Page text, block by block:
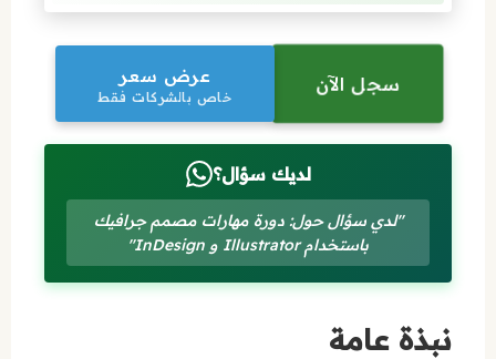
سجل الآن عرض سعر
خاص بالشركات فقط
لديك سؤال؟
"لدي سؤال حول: دورة مهارات مصمم جرافيك
باستخدام Illustrator و InDesign"
نبذة عامة